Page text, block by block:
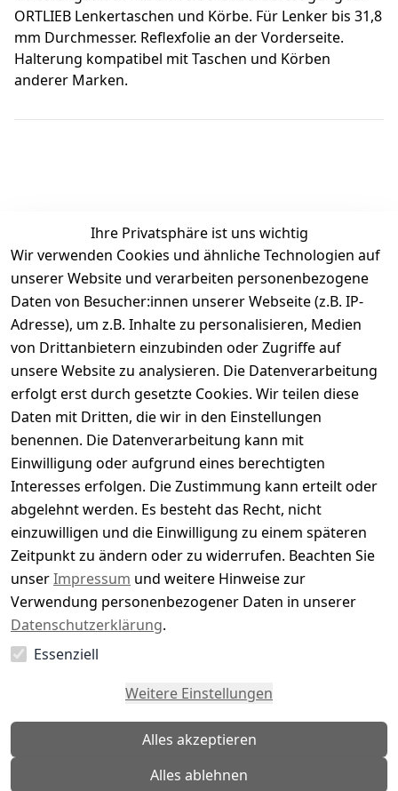
ORTLIEB Lenkertaschen und Körbe. Für Lenker bis 31,8
mm Durchmesser. Reflexfolie an der Vorderseite.
Halterung kompatibel mit Taschen und Körben
anderer Marken.
Kundenbewertungen
Durchschnittliche Bewertung
0
Basierend auf 0 Bewertung(en)
Bewertung abgeben
5
( 0 )
4
( 0 )
3
( 0 )
2
( 0 )
1
( 0 )
Es hat noch niemand eine Bewertung für diesen
Artikel abgegeben
Ihre Privatsphäre ist uns wichtig
Wir verwenden Cookies und ähnliche Technologien auf
unserer Website und verarbeiten personenbezogene
Daten von Besucher:innen unserer Webseite (z.B. IP-
Adresse), um z.B. Inhalte zu personalisieren, Medien
von Drittanbietern einzubinden oder Zugriffe auf
unsere Website zu analysieren. Die Datenverarbeitung
erfolgt erst durch gesetzte Cookies. Wir teilen diese
Daten mit Dritten, die wir in den Einstellungen
benennen. Die Datenverarbeitung kann mit
Einwilligung oder aufgrund eines berechtigten
Interesses erfolgen. Die Zustimmung kann erteilt oder
abgelehnt werden. Es besteht das Recht, nicht
einzuwilligen und die Einwilligung zu einem späteren
Zeitpunkt zu ändern oder zu widerrufen. Beachten Sie
unserImpressum und weitere Hinweise zur
Verwendung personenbezogener Daten in unserer
Datenschutzerklärung.
Essenziell
Weitere Einstellungen
Alles akzeptieren
Alles ablehnen